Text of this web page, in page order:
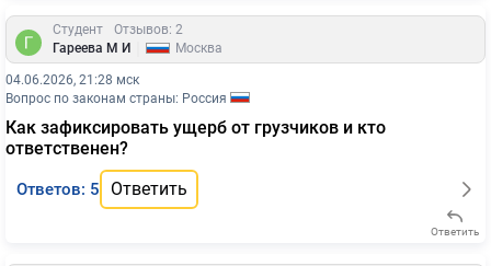
Студент
Отзывов: 2
Гареева М И
Москва
04.06.2026, 21:28 мск
Вопрос по законам страны: Россия
Как зафиксировать ущерб от грузчиков и кто
ответственен?
Ответов: 5 Ответить
Ответить